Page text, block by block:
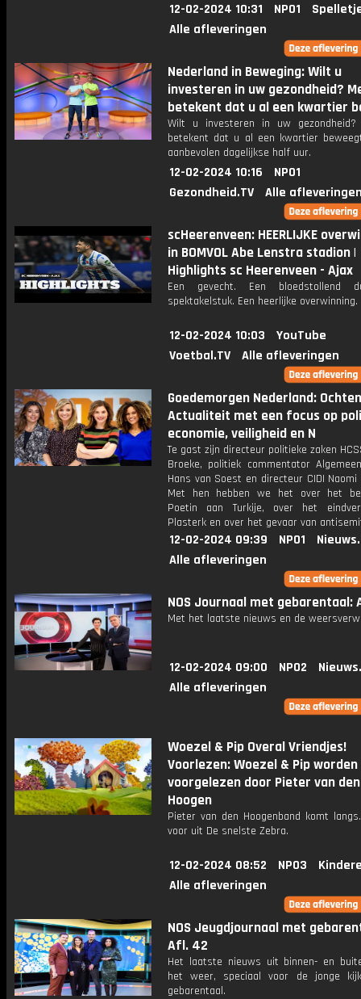
12-02-2024 10:31 NPO1
Alle afleveringen
Nederland in Beweging: Wilt u
investeren in uw gezondheid?
betekent dat u al een kwartier
Wilt u investeren in uw gezondheid?
betekent dat u al een kwartier
aanbevolen dagelijkse half uur.
12-02-2024 10:16
NPO1
Gezondheid.TV
Alle
scHeerenveen: HEERLIJKE
in BOMVOL Abe Lenstra stadion |
Highlights sc Heerenveen - Ajax
Een gevecht. Een bloedstollend
spektakelstuk. Een heerlijke overwinning.
12-02-2024 10:03
YouTube
Voetbal.TV
Alle afleveringen
Goedemorgen Nederland:
Actualiteit met een focus op
economie, veiligheid en N
Te gast zijn directeur politieke zaken
Broeke, politiek commentator
Hans van Soest en directeur CIDI
Met hen hebben we het over het
Poetin aan Turkije, over het
Plasterk en over het gevaar van
12-02-2024 09:39 NPO1
Alle afleveringen
NOS Journaal met gebarentaal:
Met het laatste nieuws en de
12-02-2024 09:00 NPO2
Alle afleveringen
Woezel & Pip Overal Vriendjes!
Voorlezen: Woezel & Pip worden
voorgelezen door Pieter van den
Hoogen
Pieter van den Hoogenband komt
voor uit De snelste Zebra.
12-02-2024 08:52 NPO3
Alle afleveringen
NOS Jeugdjournaal met
Afl. 42
Het laatste nieuws uit binnen- en
het weer, speciaal voor de jonge
gebarentaal.